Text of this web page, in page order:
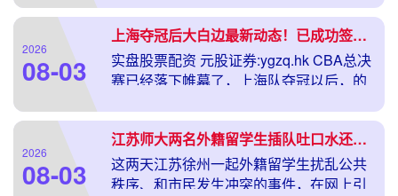
2026
08-03
上海夺冠后大白边最新动态！已成功签约下家：卢伟这下真被打脸了
实盘股票配资 元股证券:ygzq.hk CBA总决
赛已经落下帷幕了，上海队夺冠以后，的
2026
08-03
江苏师大两名外籍留学生插队吐口水还动手打人，市民追两条街制服
这两天江苏徐州一起外籍留学生扰乱公共
秩序、和市民发生冲突的事件，在网上引